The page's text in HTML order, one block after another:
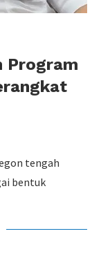
Program
tengah
bentuk